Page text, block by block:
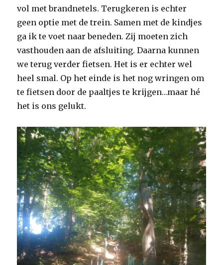
vol met brandnetels. Terugkeren is echter
geen optie met de trein. Samen met de kindjes
ga ik te voet naar beneden. Zij moeten zich
vasthouden aan de afsluiting. Daarna kunnen
we terug verder fietsen. Het is er echter wel
heel smal. Op het einde is het nog wringen om
te fietsen door de paaltjes te krijgen…maar hé
het is ons gelukt.